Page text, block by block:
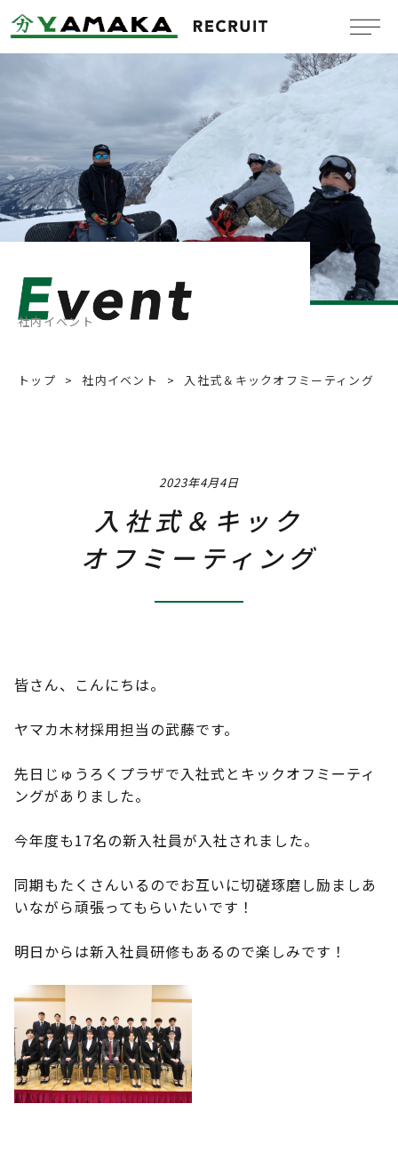
会社概要
Benefit system 福利厚生
Message メッセージ
Job information
Interview 社員インタビュー
Training & Career
Instagram
社内イベント
トップ 社内イベント 入社式＆キックオフミーティング
2023年4月4日
入社式＆キック
オフミーティング
皆さん、こんにちは。
ヤマカ木材採用担当の武藤です。
先日じゅうろくプラザで入社式とキックオフミーティ
ングがありました。
今年度も17名の新入社員が入社されました。
同期もたくさんいるのでお互いに切磋琢磨し励ましあ
いながら頑張ってもらいたいです！
明日からは新入社員研修もあるので楽しみです！